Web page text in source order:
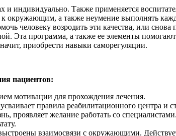
и индивидуально. Также применяется
к окружающим, а также неумение выполнять
человеку возродить эти качества, или
Эта программа, а также ее элементы
приобрести навыки саморегуляции.
пациентов:
мотивации для прохождения лечения.
правила реабилитационного центра и
проявляет желание работать со
взаимосвязи с окружающими.